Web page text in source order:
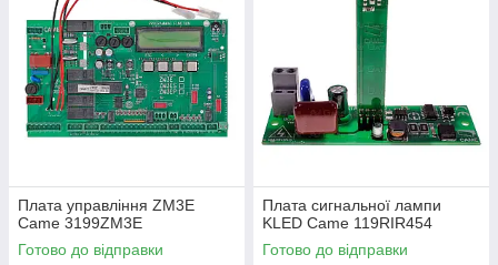
Плата управління ZM3E
Came 3199ZM3E
Готово до відправки
Плата сигнальної лампи
KLED Came 119RIR454
Готово до відправки